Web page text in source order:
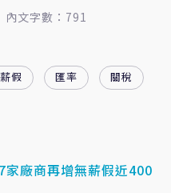
內文字數：791
假 匯率 關稅
廠商再增無薪假近400